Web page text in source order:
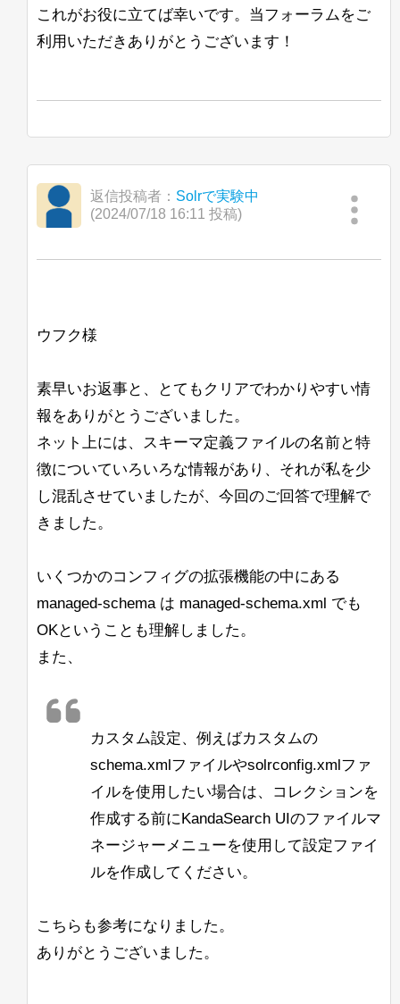
"numFoundExact": true,
"docs": [ {
"_version_":
}
}
http://www.lucidworks.com/
これがお役に立てば幸いです。当フォーラムをご
利用いただきありがとうございます！
返信投稿者： Solrで実験中
(2024/07/18 16:11 投稿)
ウフク様
素早いお返事と、とてもクリアでわかりやすい情
報をありがとうございました。
ネット上には、スキーマ定義ファイルの名前と特
徴についていろいろな情報があり、それが私を少
し混乱させていましたが、今回のご回答で理解で
きました。
いくつかのコンフィグの拡張機能の中にある
managed-schema は managed-schema.xml でも
OKということも理解しました。
また、
カスタム設定、例えばカスタムの
schema.xmlファイルやsolrconfig.xmlファ
イルを使用したい場合は、コレクションを
作成する前にKandaSearch UIのファイルマ
ネージャーメニューを使用して設定ファイ
ルを作成してください。
こちらも参考になりました。
ありがとうございました。